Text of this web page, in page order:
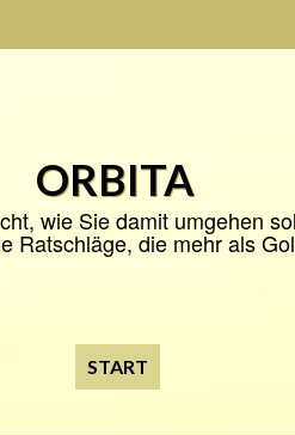
ORBITA
wie Sie damit umgehen
Ratschläge, die mehr als
START